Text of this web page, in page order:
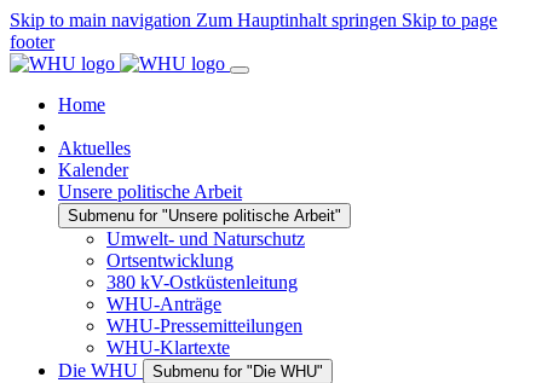
Skip to main navigation Zum Hauptinhalt springen Skip to page
footer
Home
Aktuelles
Kalender
Unsere politische Arbeit
Submenu for "Unsere politische Arbeit"
Umwelt- und Naturschutz
Ortsentwicklung
380 kV-Ostküstenleitung
WHU-Anträge
WHU-Pressemitteilungen
WHU-Klartexte
Die WHU
Submenu for "Die WHU"